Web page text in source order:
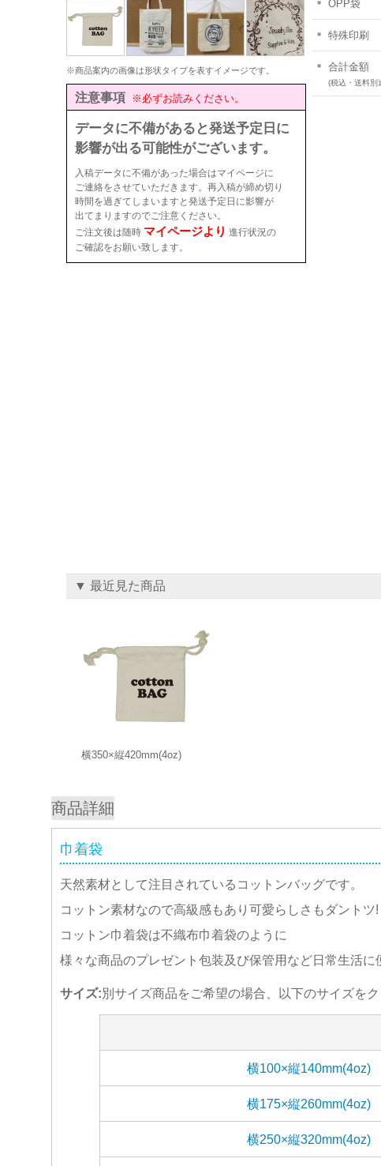
※商品案内の画像は形状タイプを表すイメージです。
注意事項 ※必ずお読みください。
データに不備があると発送予定日に
影響が出る可能性がございます。
入稿データに不備があった場合はマイページに
ご連絡をさせていただきます。再入稿が締め切り
時間を過ぎてしまいますと発送予定日に影響が
出てまりますのでご注意ください。
ご注文後は随時 マイページより 進行状況の
ご確認をお願い致します。
OPP袋
特殊印刷
合計金額
(税込・送料別
▼ 最近見た商品
横350×縦420mm(4oz)
商品詳細
巾着袋
天然素材として注目されているコットンバッグです。
コットン素材なので高級感もあり可愛らしさもダントツ!
コットン巾着袋は不織布巾着袋のように
様々な商品のプレゼント包装及び保管用など日常生活に
サイズ:別サイズ商品をご希望の場合、以下のサイズをク
横100×縦140mm(4oz)
横175×縦260mm(4oz)
横250×縦320mm(4oz)